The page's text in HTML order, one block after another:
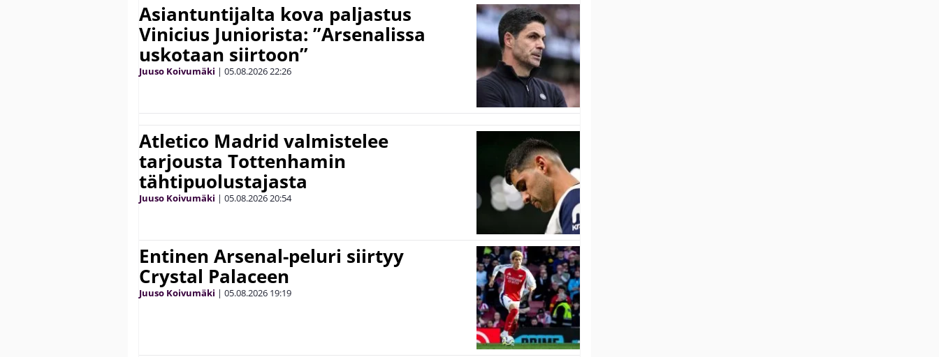
Asiantuntijalta kova paljastus
Vinicius Juniorista: ”Arsenalissa
uskotaan siirtoon”
Juuso Koivumäki | 05.08.202622:26
Atletico Madrid valmistelee
tarjousta Tottenhamin
tähtipuolustajasta
Juuso Koivumäki | 05.08.202620:54
Entinen Arsenal-peluri siirtyy
Crystal Palaceen
Juuso Koivumäki | 05.08.2026 19:19